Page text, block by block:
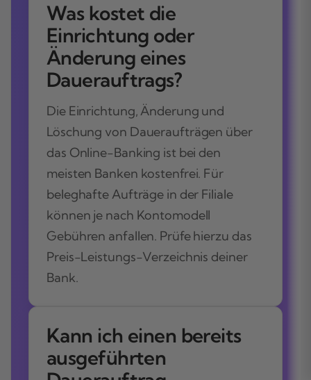
Was kostet die
Einrichtung oder
Änderung eines
Dauerauftrags?
Die Einrichtung, Änderung und
Löschung von Daueraufträgen über
das Online-Banking ist bei den
meisten Banken kostenfrei. Für
beleghafte Aufträge in der Filiale
können je nach Kontomodell
Gebühren anfallen. Prüfe hierzu das
Preis-Leistungs-Verzeichnis deiner
Bank.
Kann ich einen bereits
ausgeführten